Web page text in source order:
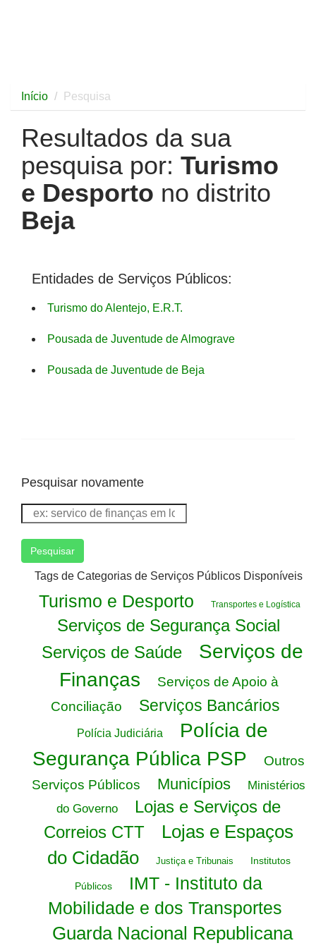
Início Pesquisa
Resultados da sua
pesquisa por: Turismo
e Desporto no distrito
Beja
Entidades de Serviços Públicos:
Turismo do Alentejo, E.R.T.
Pousada de Juventude de Almograve
Pousada de Juventude de Beja
Pesquisar novamente
Pesquisar
Tags de Categorias de Serviços Públicos Disponíveis
Turismo e Desporto Transportes e Logística
Serviços de Segurança Social
Serviços de Saúde
Serviços de
Finanças
Serviços de Apoio à
Conciliação
Serviços Bancários
Polícia Judiciária
Polícia de
Segurança Pública PSP
Outros
Serviços Públicos
Municípios
Ministérios
do Governo
Lojas e Serviços de
Correios CTT
Lojas e Espaços
do Cidadão
Justiça e Tribunais Institutos
Públicos
IMT - Instituto da
Mobilidade e dos Transportes
Guarda Nacional Republicana